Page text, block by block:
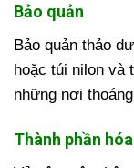
Bảo quản
Bảo quản thảo
hoặc túi nilon và
những nơi
Thành phần